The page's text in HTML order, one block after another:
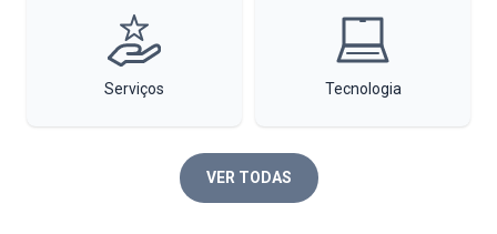
Serviços Tecnologia
VER TODAS